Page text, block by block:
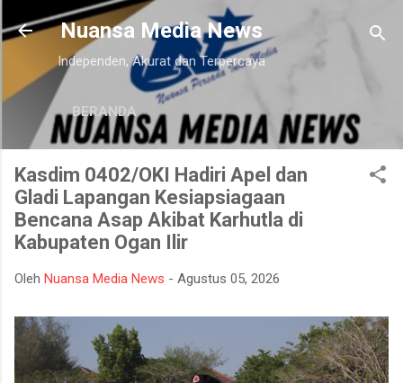
Langsung ke konten utama
Nuansa Media News
Independen, Akurat dan Terpercaya
BERANDA
Kasdim 0402/OKI Hadiri Apel dan
Gladi Lapangan Kesiapsiagaan
Bencana Asap Akibat Karhutla di
Kabupaten Ogan Ilir
Oleh Nuansa Media News - Agustus 05, 2026